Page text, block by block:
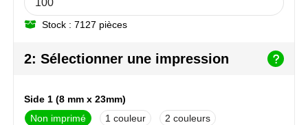
NoStress
Parker pennen
Stock : 7127 pièces
2: Sélectionner une impression
Side 1 (8 mm x 23mm)
Non imprimé
1
2